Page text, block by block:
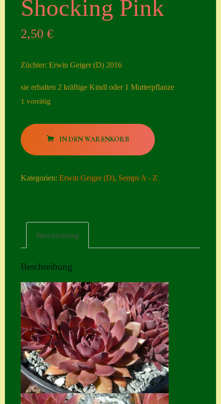
Seiten
ngen
Datenschutzerklä
rung
mit Semps
Kasse
Kontakt
Mein Konto
Naturformen
S. x nixonii
Semps die ich
suche
Shocking Pink
2,50€
Züchter: Erwin Geiger (D) 2016
sie erhalten 2 kräftige Kindl oder 1 Mutterpflanze
1 vorrätig
Shocking
Pink
IN DEN WARENKORB
Kategorien:Erwin Geiger (D), Semps A - Z
Beschreibung
Beschreibung